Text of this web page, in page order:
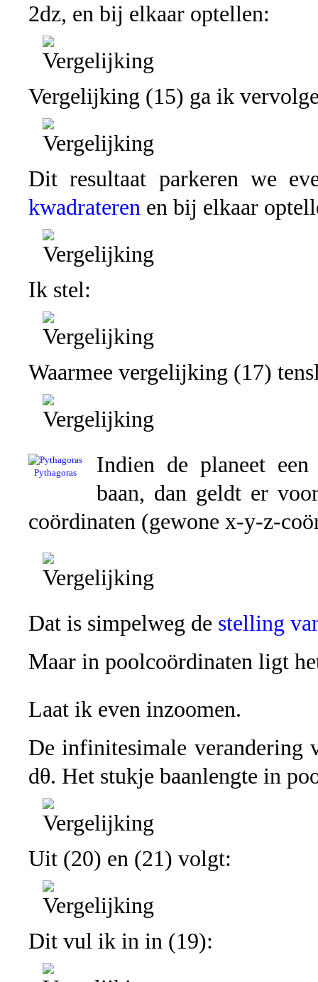
2dz, en bij elkaar optellen:
Vergelijking (15) ga ik
Dit resultaat parkeren we
kwadrateren en bij elkaar
Ik stel:
Waarmee vergelijking (17)
Pythagoras
Indien de planeet
baan, dan geldt er
coördinaten (gewone x-y-z-
Dat is simpelweg de stelling
Maar in poolcoördinaten ligt
Laat ik even inzoomen.
De infinitesimale verandering
dθ. Het stukje baanlengte in
Uit (20) en (21) volgt:
Dit vul ik in in (19):